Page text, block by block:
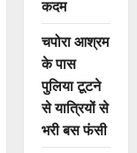
कदम
चपोरा आश्रम
के पास
पुलिया टूटने
से यात्रियों से
भरी बस फंसी